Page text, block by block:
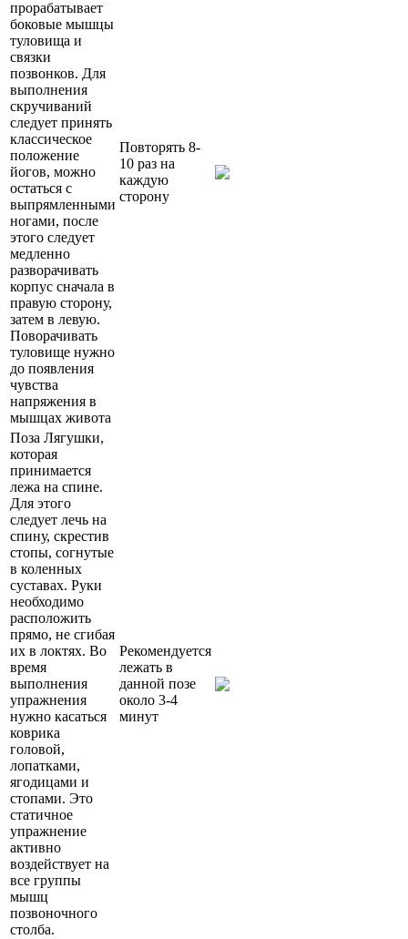
прорабатывает
боковые мышцы
туловища и
связки
позвонков. Для
выполнения
скручиваний
следует принять
классическое
положение
йогов, можно
остаться с
выпрямленными
ногами, после
этого следует
медленно
разворачивать
корпус сначала в
правую сторону,
затем в левую.
Поворачивать
туловище нужно
до появления
чувства
напряжения в
мышцах живота
Повторять 8-
10 раз на
каждую
сторону
Поза Лягушки,
которая
принимается
лежа на спине.
Для этого
следует лечь на
спину, скрестив
стопы, согнутые
в коленных
суставах. Руки
необходимо
расположить
прямо, не сгибая
их в локтях. Во
время
выполнения
упражнения
нужно касаться
коврика
головой,
лопатками,
ягодицами и
стопами. Это
статичное
упражнение
активно
воздействует на
все группы
мышц
позвоночного
столба.
Рекомендуется
лежать в
данной позе
около 3-4
минут